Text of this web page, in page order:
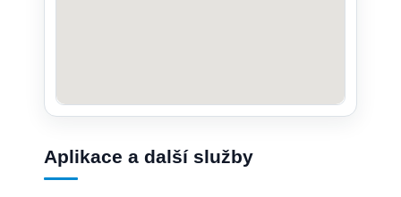
Aplikace a další služby